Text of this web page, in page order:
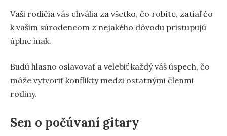
Vaši rodičia vás chvália za všetko, čo robíte, zatiaľ čo
k vašim súrodencom z nejakého dôvodu pristupujú
úplne inak.
Budú hlasno oslavovať a velebiť každý váš úspech, čo
môže vytvoriť konflikty medzi ostatnými členmi
rodiny.
Sen o počúvaní gitary